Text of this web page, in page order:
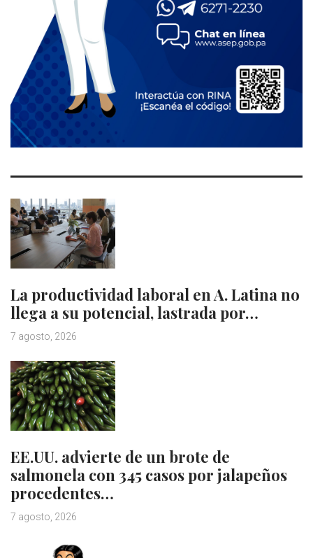
La productividad laboral en A. Latina no
llega a su potencial, lastrada por…
7 agosto, 2026
EE.UU. advierte de un brote de
salmonela con 345 casos por jalapeños
procedentes…
7 agosto, 2026